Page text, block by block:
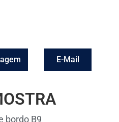
E-Mail
bordo B9